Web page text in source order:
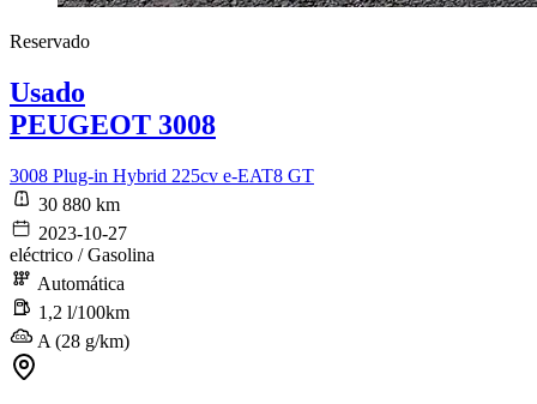
Reservado
Usado
PEUGEOT 3008
3008 Plug-in Hybrid 225cv e-EAT8 GT
30 880 km
2023-10-27
eléctrico / Gasolina
Automática
1,2 l/100km
A (28 g/km)